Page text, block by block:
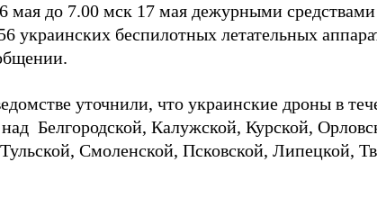
мая до 7.00 мск 17 мая дежурными
украинских беспилотных летательных
уточнили, что украинские дроны в
Белгородской, Калужской, Курской,
Смоленской, Псковской, Липецкой,